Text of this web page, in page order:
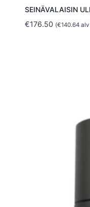
SEINÄVALAISIN
€176.50 (€140.64alv